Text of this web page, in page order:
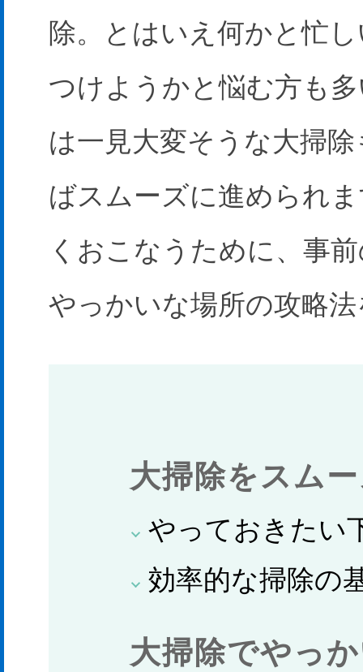
除。とはいえ何かと忙
つけようかと悩む方も
は一見大変そうな大掃
ばスムーズに進められ
くおこなうために、事
やっかいな場所の攻略
大掃除をスム
やっておきたい
効率的な掃除の
大掃除でやっ